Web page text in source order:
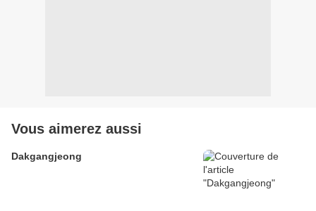
Vous aimerez aussi
Dakgangjeong